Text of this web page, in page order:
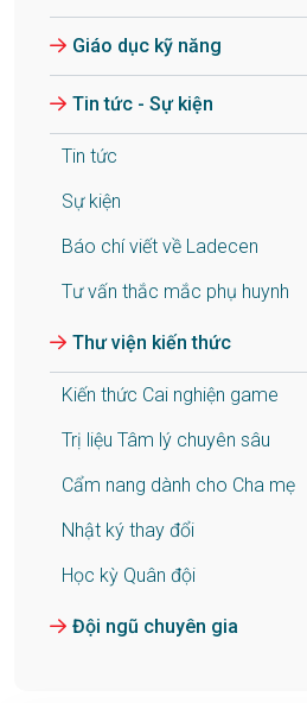
Giáo dục kỹ năng
Tin tức - Sự kiện
Tin tức
Sự kiện
Báo chí viết về Ladecen
Tư vấn thắc mắc phụ huynh
Thư viện kiến thức
Kiến thức Cai nghiện game
Trị liệu Tâm lý chuyên sâu
Cẩm nang dành cho Cha mẹ
Nhật ký thay đổi
Học kỳ Quân đội
Đội ngũ chuyên gia